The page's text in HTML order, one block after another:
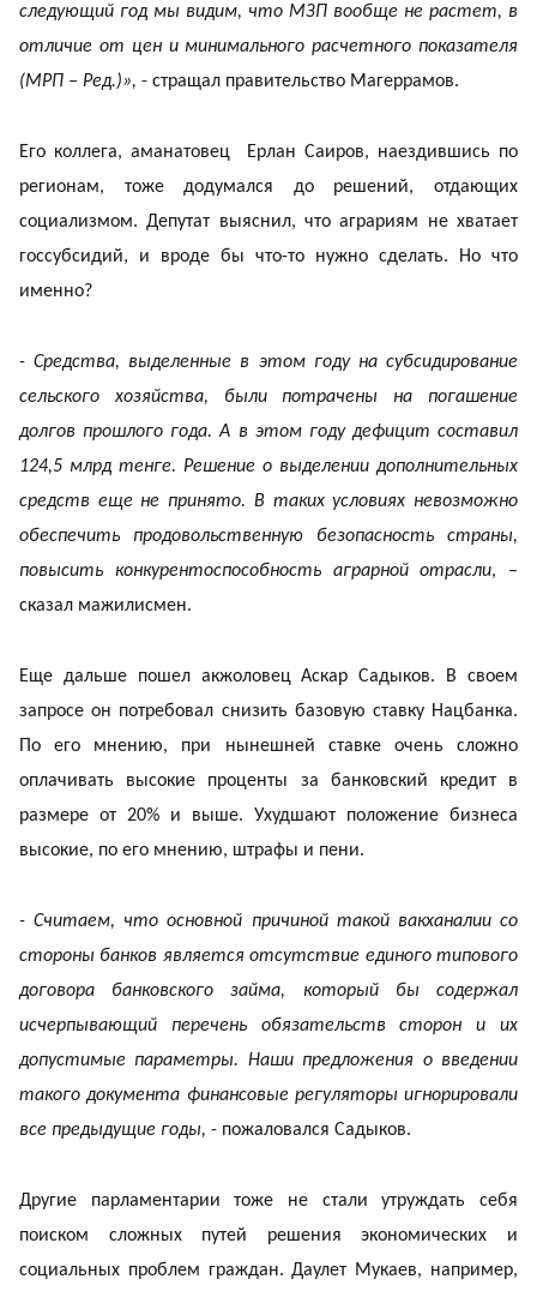
следующий год мы видим, что МЗП вообще не растет, в
отличие от цен и минимального расчетного показателя
(МРП – Ред.)», - стращал правительство Магеррамов.
Его коллега, аманатовец Ерлан Саиров, наездившись по
регионам, тоже додумался до решений, отдающих
социализмом. Депутат выяснил, что аграриям не хватает
госсубсидий, и вроде бы что-то нужно сделать. Но что
именно?
- Средства, выделенные в этом году на субсидирование
сельского хозяйства, были потрачены на погашение
долгов прошлого года. А в этом году дефицит составил
124,5 млрд тенге. Решение о выделении дополнительных
средств еще не принято. В таких условиях невозможно
обеспечить продовольственную безопасность страны,
повысить конкурентоспособность аграрной отрасли, –
сказал мажилисмен.
Еще дальше пошел акжоловец Аскар Садыков. В своем
запросе он потребовал снизить базовую ставку Нацбанка.
По его мнению, при нынешней ставке очень сложно
оплачивать высокие проценты за банковский кредит в
размере от 20% и выше. Ухудшают положение бизнеса
высокие, по его мнению, штрафы и пени.
- Считаем, что основной причиной такой вакханалии со
стороны банков является отсутствие единого типового
договора банковского займа, который бы содержал
исчерпывающий перечень обязательств сторон и их
допустимые параметры. Наши предложения о введении
такого документа финансовые регуляторы игнорировали
все предыдущие годы, - пожаловался Садыков.
Другие парламентарии тоже не стали утруждать себя
поиском сложных путей решения экономических и
социальных проблем граждан. Даулет Мукаев, например,